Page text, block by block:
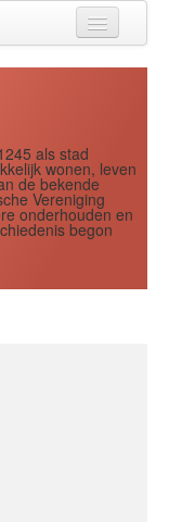
als stad
wonen, leven
de bekende
Vereniging
onderhouden en
begon
Jaar
Maand